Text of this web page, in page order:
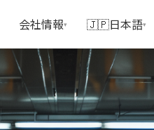
会社情報▾ 🇯🇵日本語▾